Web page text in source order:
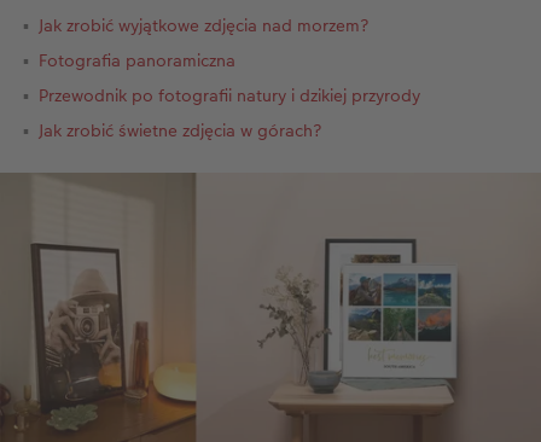
Jak zrobić wyjątkowe zdjęcia nad morzem?
Fotografia panoramiczna
Przewodnik po fotografii natury i dzikiej przyrody
Jak zrobić świetne zdjęcia w górach?